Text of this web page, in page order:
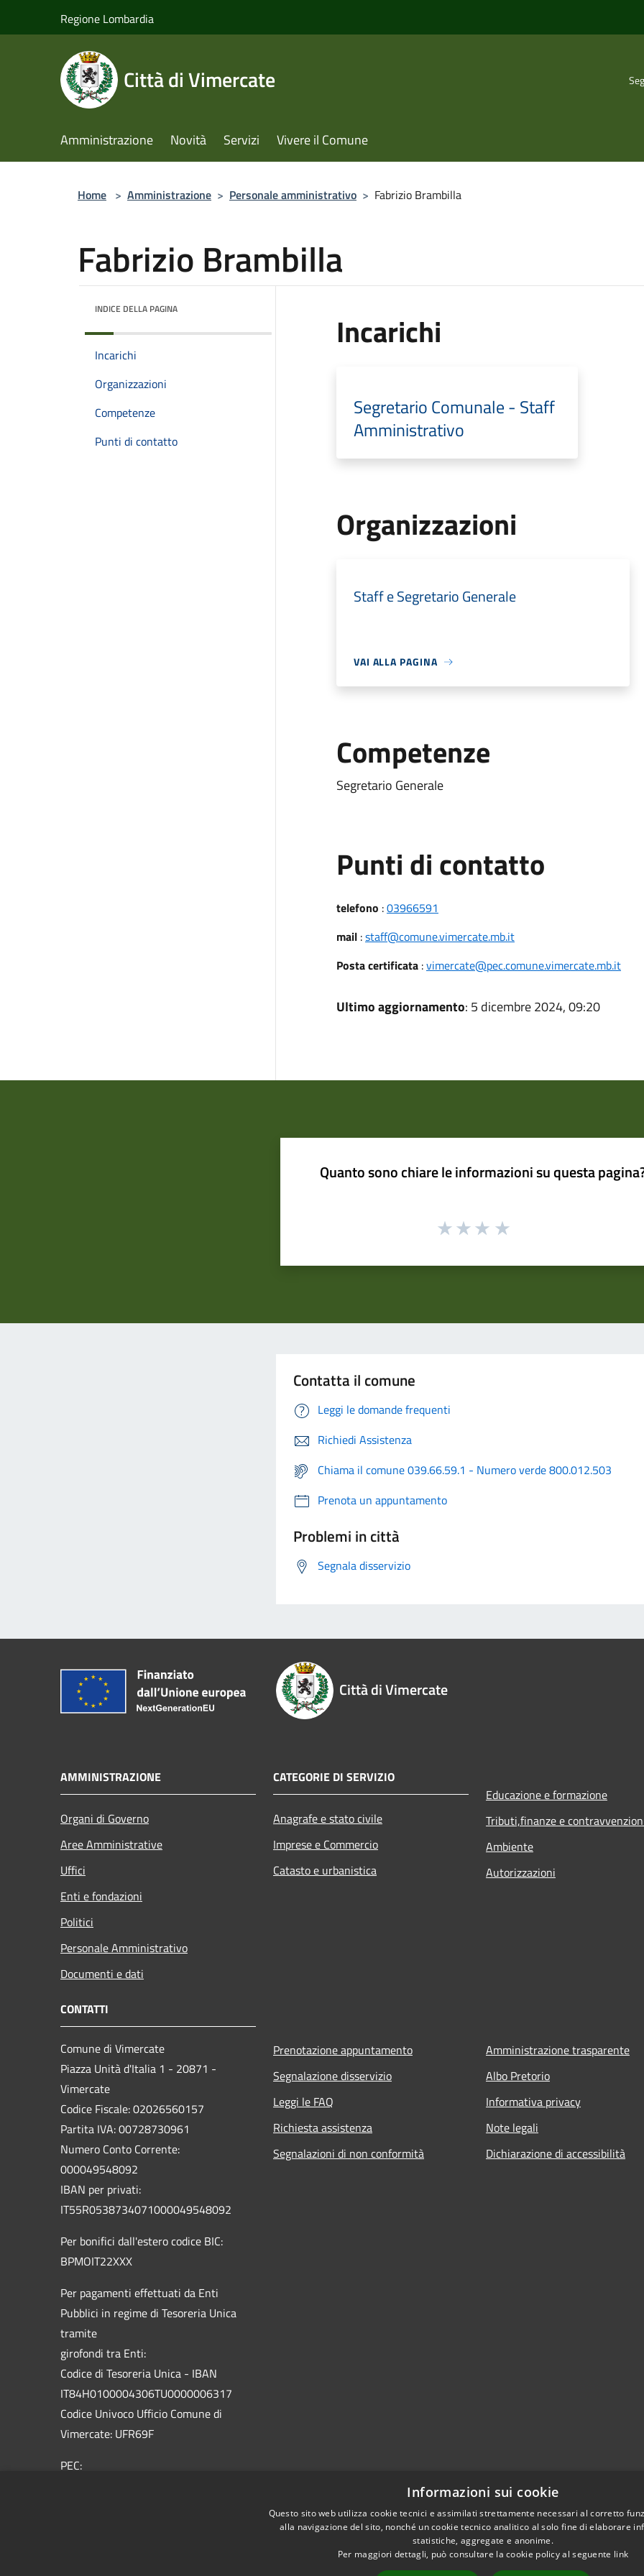
Regione Lombardia
Città di Vimercate
Amministrazione Novità Servizi Vivere il Comune
Home > Amministrazione > Personale amministrativo > Fabrizio Brambilla
Fabrizio Brambilla
INDICE DELLA PAGINA
Incarichi
Organizzazioni
Competenze
Punti di contatto
Incarichi
Segretario Comunale - Staff
Amministrativo
Organizzazioni
Staff e Segretario Generale
VAI ALLA PAGINA
Competenze
Segretario Generale
Punti di contatto
telefono :03966591
mail:staff@comune.vimercate.mb.it
Posta certificata :vimercate@pec.comune.vimercate.mb.it
Ultimo aggiornamento: 5 dicembre 2024, 09:20
Quanto sono chiare le informazioni su questa
Contatta il comune
Leggi le domande frequenti
Richiedi Assistenza
Chiama il comune 039.66.59.1 - Numero verde 800.012.503
Prenota un appuntamento
Problemi in città
Segnala disservizio
Città di Vimercate
AMMINISTRAZIONE
Organi di Governo
Aree Amministrative
Uffici
Enti e fondazioni
Politici
Personale Amministrativo
Documenti e dati
CATEGORIE DI SERVIZIO
Anagrafe e stato civile
Imprese e Commercio
Catasto e urbanistica
Educazione e formazione
Tributi,finanze e
Ambiente
Autorizzazioni
CONTATTI
Comune di Vimercate
Piazza Unità d'Italia 1 - 20871 -
Vimercate
Codice Fiscale: 02026560157
Partita IVA: 00728730961
Numero Conto Corrente:
000049548092
IBAN per privati:
IT55R0538734071000049548092
Per bonifici dall'estero codice BIC:
BPMOIT22XXX
Per pagamenti effettuati da Enti
Pubblici in regime di Tesoreria Unica
tramite
girofondi tra Enti:
Codice di Tesoreria Unica - IBAN
IT84H0100004306TU0000006317
Codice Univoco Ufficio Comune di
Vimercate: UFR69F
PEC:
Prenotazione appuntamento
Segnalazione disservizio
Leggi le FAQ
Richiesta assistenza
Segnalazioni di non conformità
Amministrazione trasparente
Albo Pretorio
Informativa privacy
Note legali
Dichiarazione di accessibilità
Informazioni sui cookie
Questo sito web utilizza cookie tecnici e assimilati strettamente necessari al corretto
alla navigazione del sito, nonché un cookie tecnico analitico al solo fine di elaborare
statistiche, aggregate e anonime.
Per maggiori dettagli, può consultare la cookie policy al seguente link